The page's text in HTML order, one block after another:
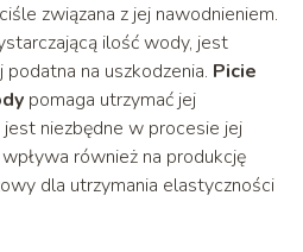
związana z jej nawodnieniem.
ilość wody, jest
na uszkodzenia. Picie
pomaga utrzymać jej
niezbędne w procesie jej
również na produkcję
dla utrzymania elastyczności